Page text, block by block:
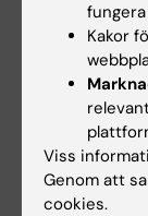
SciLifeLab
Uppdaterad av:
Webb Admin
Kakor
Viss
Genom att
cookies.